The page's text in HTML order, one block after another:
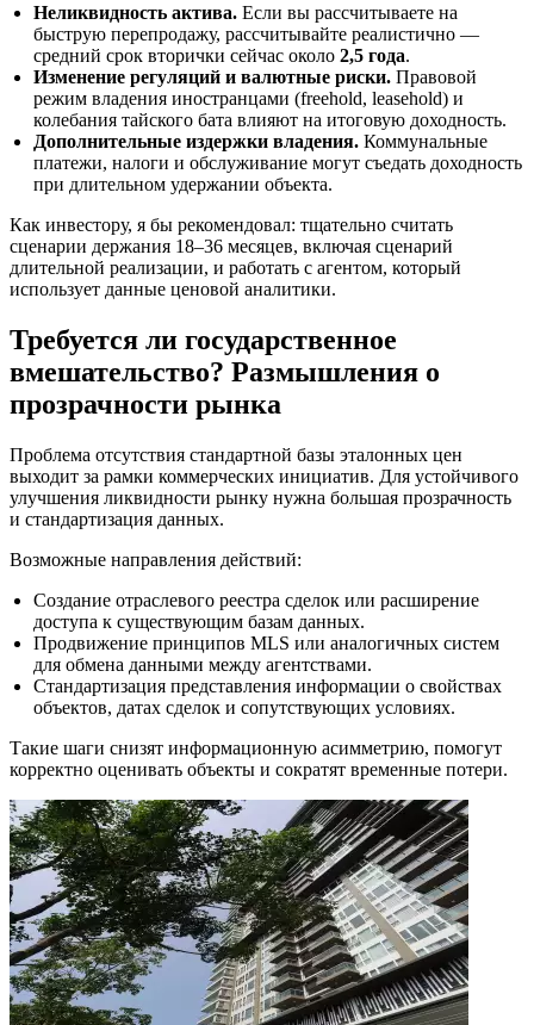
Неликвидность актива. Если вы рассчитываете на
быструю перепродажу, рассчитывайте реалистично —
средний срок вторички сейчас около 2,5 года.
Изменение регуляций и валютные риски. Правовой
режим владения иностранцами (freehold, leasehold) и
колебания тайского бата влияют на итоговую доходность.
Дополнительные издержки владения. Коммунальные
платежи, налоги и обслуживание могут съедать доходность
при длительном удержании объекта.
Как инвестору, я бы рекомендовал: тщательно считать
сценарии держания 18–36 месяцев, включая сценарий
длительной реализации, и работать с агентом, который
использует данные ценовой аналитики.
Требуется ли государственное
вмешательство? Размышления о
прозрачности рынка
Проблема отсутствия стандартной базы эталонных цен
выходит за рамки коммерческих инициатив. Для устойчивого
улучшения ликвидности рынку нужна большая прозрачность
и стандартизация данных.
Возможные направления действий:
Создание отраслевого реестра сделок или расширение
доступа к существующим базам данных.
Продвижение принципов MLS или аналогичных систем
для обмена данными между агентствами.
Стандартизация представления информации о свойствах
объектов, датах сделок и сопутствующих условиях.
Такие шаги снизят информационную асимметрию, помогут
корректно оценивать объекты и сократят временные потери.